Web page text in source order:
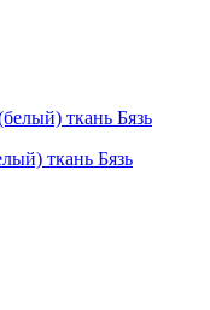
ткань Бязь